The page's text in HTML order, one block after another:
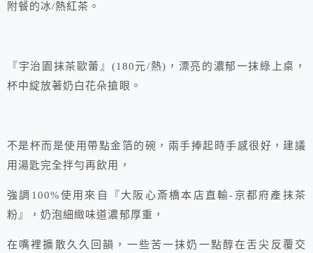
附餐的冰/熱紅茶。
『宇治園抹茶歐蕾』(180元/熱)，漂亮的濃郁一抹綠上桌，
杯中綻放著奶白花朵搶眼。
不是杯而是使用帶點金箔的碗，兩手捧起時手感很好，建議
用湯匙完全拌勻再飲用，
強調100%使用來自『大阪心斎橋本店直輸-京都府產抹茶
粉』，奶泡細緻味道濃郁厚重，
在嘴裡擴散久久回韻，一些苦一抹奶一點醇在舌尖反覆交